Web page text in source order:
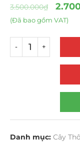
3.500.000₫
(Đã bao gồm VAT)
Danh mục: Cây